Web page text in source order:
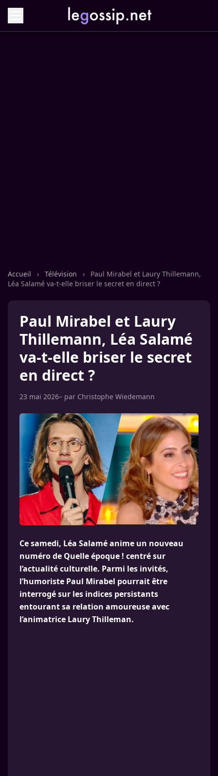
Accueil › Télévision ›
Paul Mirabel et Laury Thillemann,
Léa Salamé va-t-elle briser le secret en direct ?
Paul Mirabel et Laury
Thillemann, Léa Salamé
va-t-elle briser le secret
en direct ?
23 mai 2026– par Christophe Wiedemann
Ce samedi, Léa Salamé anime un nouveau
numéro de Quelle époque ! centré sur
l’actualité culturelle. Parmi les invités,
l’humoriste Paul Mirabel pourrait être
interrogé sur les indices persistants
entourant sa relation amoureuse avec
l’animatrice Laury Thilleman.